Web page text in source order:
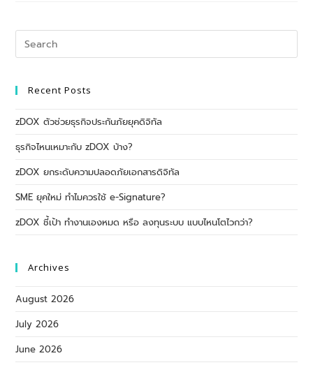
Recent Posts
zDOX ตัวช่วยธุรกิจประกันภัยยุคดิจิทัล
ธุรกิจไหนเหมาะกับ zDOX บ้าง?
zDOX ยกระดับความปลอดภัยเอกสารดิจิทัล
SME ยุคใหม่ ทำไมควรใช้ e-Signature?
zDOX ชี้เป้า ทำงานเองหมด หรือ ลงทุนระบบ แบบไหนโตไวกว่า?
Archives
August 2026
July 2026
June 2026